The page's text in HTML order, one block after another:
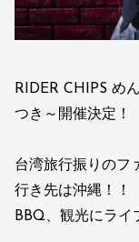
RIDER CHIPS め
つき～開催決定！
台湾旅行振りのフ
行き先は沖縄！！
BBQ、観光にライ